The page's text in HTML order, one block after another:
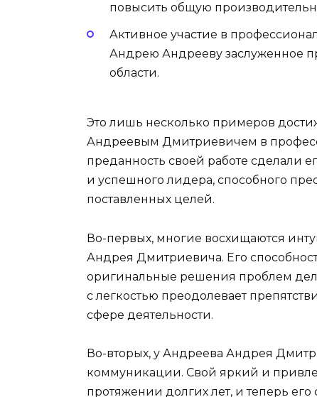
повысить общую
Активное участие в
Андрею Андрееву заслуженное
области.
Это лишь несколько примеров
Андреевым Дмитриевичем в
преданность своей работе сделали
и успешного лидера, способного
поставленных целей.
Во-первых, многие восхищаются
Андрея Дмитриевича. Его
оригинальные решения проблем
с легкостью преодолевает
сфере деятельности.
Во-вторых, у Андреева Андрея
коммуникации. Свой яркий и
протяжении долгих лет, и теперь